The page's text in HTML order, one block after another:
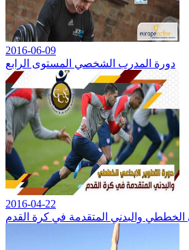
2016-06-09
دورة المدرب الشخصي المستوى الرابع
2016-04-22
الخططي والبدني المتقدمة في كرة القدم